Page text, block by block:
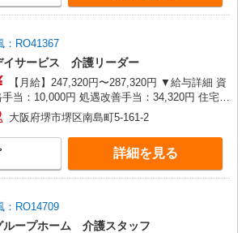
※2025年6月支給実績 ※処遇改善手当は試用
：RO41367
イサービス 介護リーダー
【月給】247,320円〜287,320円 ▼給与詳細 資
手当：10,000円 処遇改善手当：34,320円 住宅手
：規定あり （規定あり） 精勤手当：8,000円 ▼
記別途支給 通勤手当：規定あり 年末年始手当：
与年2回（6月・12月） 昇給年1回（4
特別報酬：平均33.8万円（最高額130万円）
年6月支給実績 ※処遇改善手当は試用期間
大阪府堺市堺区南島町5-161-2
詳細を見る
：RO14709
ループホーム 介護スタッフ